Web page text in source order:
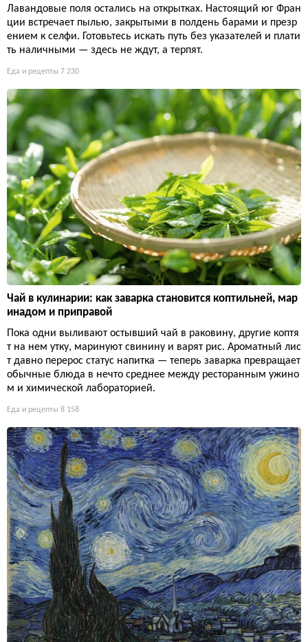
Лавандовые поля остались на открытках. Настоящий юг Фран
ции встречает пылью, закрытыми в полдень барами и презр
ением к селфи. Готовьтесь искать путь без указателей и плати
ть наличными — здесь не ждут, а терпят.
Еда и рецепты 7 230
Чай в кулинарии: как заварка становится коптильней, мар
инадом и приправой
Пока одни выливают остывший чай в раковину, другие коптя
т на нем утку, маринуют свинину и варят рис. Ароматный лис
т давно перерос статус напитка — теперь заварка превращает
обычные блюда в нечто среднее между ресторанным ужино
м и химической лабораторией.
Еда и рецепты 8 158